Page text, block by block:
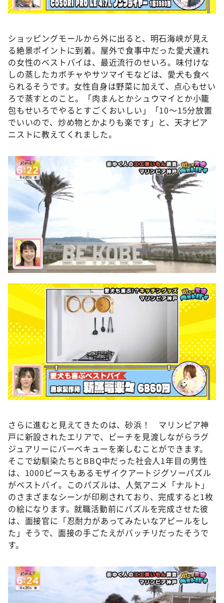
ショッピングモールから外に出ると、明石海峡が見え
る絶景ポイントに到着。屋外で食事中だった愛犬連れ
の女性のベストバイは、最近流行のせいろ。味付けな
しの蒸したカボチャやサツマイモなどは、愛犬も食べ
られるそうです。女性自身は野菜に加えて、点心もせい
ろで蒸すとのこと。「肉まんとかシュウマイとか小籠
包もせいろでやるとすごくおいしい」「10～15分放置
でいいので、炒め物とかよりも楽です」と、天才ピア
ニストに教えてくれました。
さらに進むと見えてきたのは、砂浜！ マリンピア神
戸に新設されたエリアで、ビーチを見渡しながらラグ
ジュアリーにバーベキューを楽しむことができます。
そこで幼馴染たちとBBQ中だった社会人1年目の男性
は、1000ピースもあるモザイクアートジグソーパズル
がベストバイ。このパズルは、人気アニメ「ナルト」
のさまざまなシーンが印刷されており、完成すると1枚
の絵になります。就職活動前にパズルを完成させた彼
は、面接官に「忍耐力があってみたいなアピールをし
た」そうで、面接の手ごたえがバッチリだったそうで
す。